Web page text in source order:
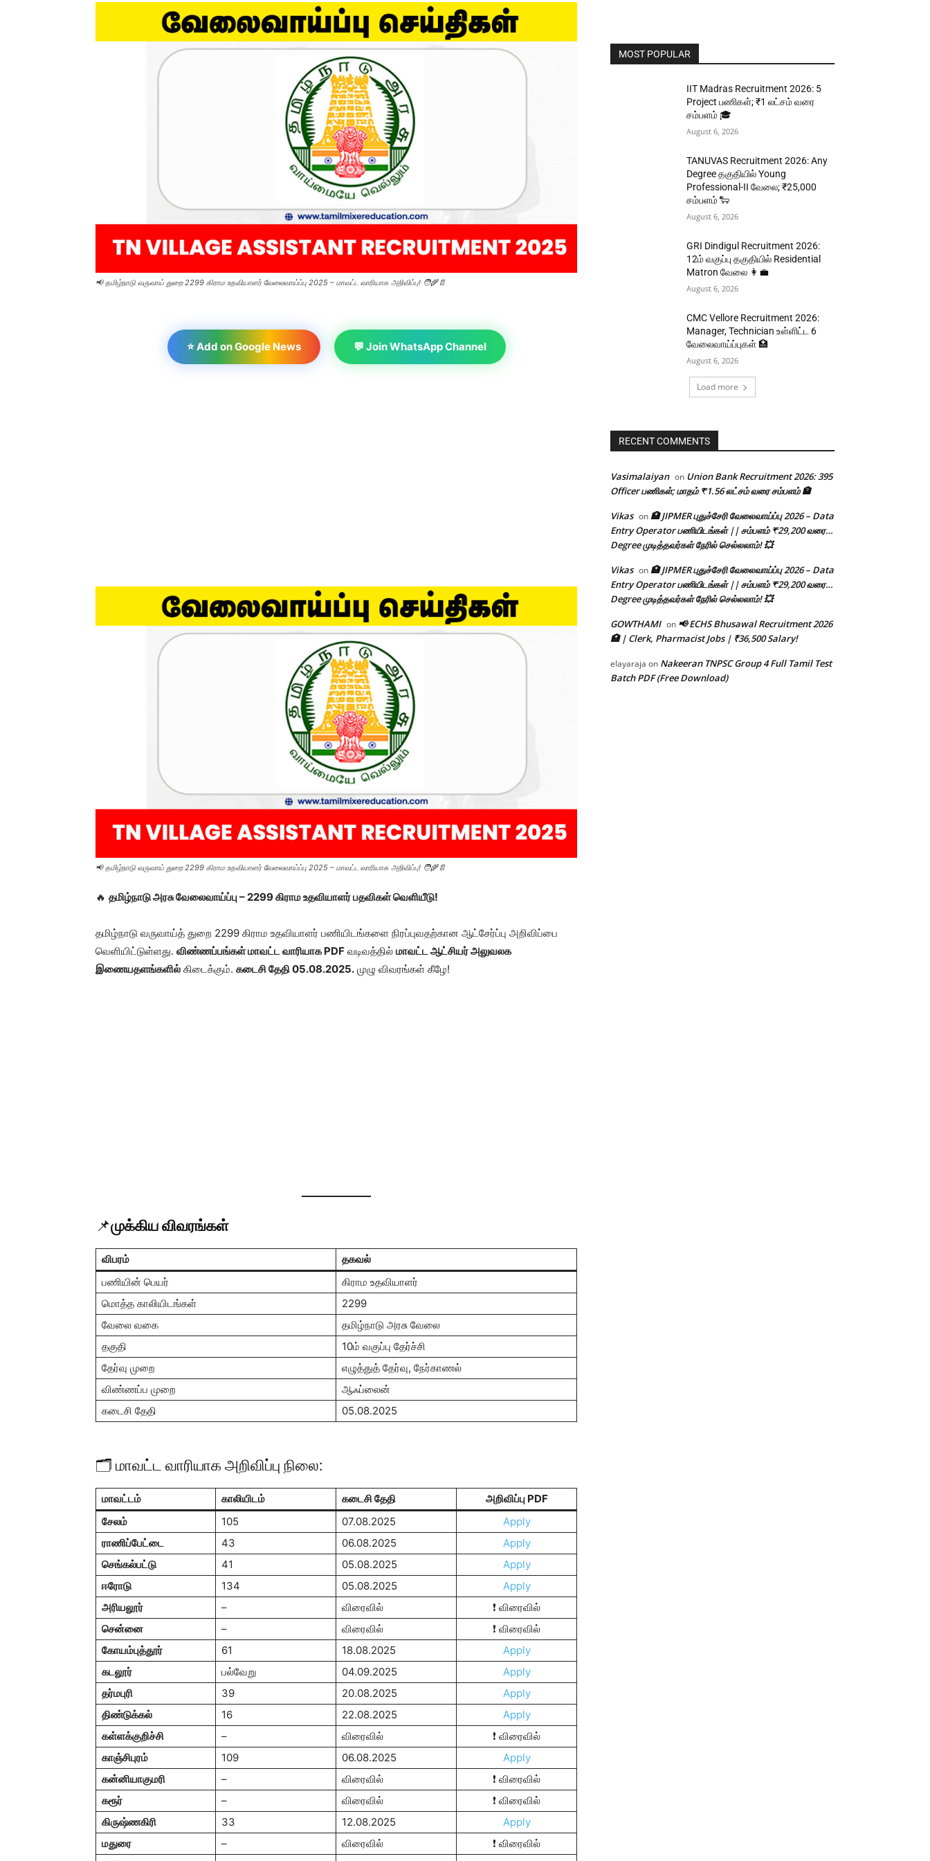
📢 தமிழ்நாடு வருவாய் துறை 2299 கிராம உதவியாளர் வேலைவாய்ப்பு 2025 – மாவட்ட வாரியாக அறிவிப்பு! 🧑‍🌾📄
⭐ Add on Google News 💬 Join WhatsApp Channel
📢 தமிழ்நாடு வருவாய் துறை 2299 கிராம உதவியாளர் வேலைவாய்ப்பு 2025 – மாவட்ட வாரியாக அறிவிப்பு! 🧑‍🌾📄
🔥 தமிழ்நாடு அரசு வேலைவாய்ப்பு – 2299 கிராம உதவியாளர் பதவிகள் வெளியீடு!
தமிழ்நாடு வருவாய்த் துறை 2299 கிராம உதவியாளர் பணியிடங்களை நிரப்புவதற்கான ஆட்சேர்ப்பு அறிவிப்பை
வெளியிட்டுள்ளது. விண்ணப்பங்கள் மாவட்ட வாரியாக PDF வடிவத்தில் மாவட்ட ஆட்சியர் அலுவலக
இணையதளங்களில் கிடைக்கும். கடைசி தேதி 05.08.2025. முழு விவரங்கள் கீழே!
📌முக்கிய விவரங்கள்
விபரம்
தகவல்
பணியின் பெயர்
கிராம உதவியாளர்
மொத்த காலியிடங்கள்
2299
வேலை வகை
தமிழ்நாடு அரசு வேலை
தகுதி
10ம் வகுப்பு தேர்ச்சி
தேர்வு முறை
எழுத்துத் தேர்வு, நேர்காணல்
விண்ணப்ப முறை
ஆஃப்லைன்
கடைசி தேதி
05.08.2025
🗂️ மாவட்ட வாரியாக அறிவிப்பு நிலை:
மாவட்டம் காலியிடம் கடைசி தேதி
அறிவிப்பு PDF
சேலம்
105 07.08.2025
Apply
ராணிப்பேட்டை
43 06.08.2025
Apply
செங்கல்பட்டு
41 05.08.2025
Apply
ஈரோடு
134 05.08.2025
Apply
அரியலூர்
– விரைவில்
❗ விரைவில்
சென்னை
– விரைவில்
❗ விரைவில்
கோயம்புத்தூர்
61 18.08.2025
Apply
கடலூர்
பல்வேறு 04.09.2025
Apply
தர்மபுரி
39 20.08.2025
Apply
திண்டுக்கல்
16 22.08.2025
Apply
கள்ளக்குறிச்சி
– விரைவில்
❗ விரைவில்
காஞ்சிபுரம்
109 06.08.2025
Apply
கன்னியாகுமரி
– விரைவில்
❗ விரைவில்
கரூர்
– விரைவில்
❗ விரைவில்
கிருஷ்ணகிரி
33 12.08.2025
Apply
மதுரை
– விரைவில்
❗ விரைவில்
MOST POPULAR
IIT Madras Recruitment 2026: 5
Project பணிகள்; ₹1 லட்சம் வரை
சம்பளம் 🎓
August 6, 2026
TANUVAS Recruitment 2026: Any
Degree தகுதியில் Young
Professional-II வேலை; ₹25,000
சம்பளம் 🐑
August 6, 2026
GRI Dindigul Recruitment 2026:
12ம் வகுப்பு தகுதியில் Residential
Matron வேலை 👩‍💼
August 6, 2026
CMC Vellore Recruitment 2026:
Manager, Technician உள்ளிட்ட 6
வேலைவாய்ப்புகள் 🏥
August 6, 2026
Load more
RECENT COMMENTS
Vasimalaiyan on Union Bank Recruitment 2026: 395
Officer பணிகள்; மாதம் ₹1.56 லட்சம் வரை சம்பளம் 🏦
Vikas on🏥 JIPMER புதுச்சேரி வேலைவாய்ப்பு 2026 – Data
Entry Operator பணியிடங்கள் || சம்பளம் ₹29,200 வரை…
Degree முடித்தவர்கள் நேரில் செல்லலாம்! 💥
Vikas on🏥 JIPMER புதுச்சேரி வேலைவாய்ப்பு 2026 – Data
Entry Operator பணியிடங்கள் || சம்பளம் ₹29,200 வரை…
Degree முடித்தவர்கள் நேரில் செல்லலாம்! 💥
GOWTHAMI on 📢 ECHS Bhusawal Recruitment 2026
🏥 | Clerk, Pharmacist Jobs | ₹36,500 Salary!
elayaraja on Nakeeran TNPSC Group 4 Full Tamil Test
Batch PDF (Free Download)